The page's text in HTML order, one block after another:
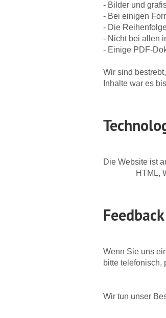
- Bilder und
- Bei einigen
- Die
- Nicht bei allen
- Einige PDF-
Wir sind
Inhalte war es
Die Website ist
HTML,
Wenn Sie uns
bitte telefonisch,
Wir tun unser